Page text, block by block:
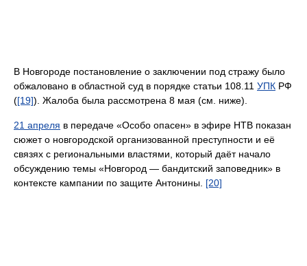
В Новгороде постановление о заключении под стражу было
обжаловано в областной суд в порядке статьи 108.11 УПК РФ
([19]). Жалоба была рассмотрена 8 мая (см. ниже).
21 апреля в передаче «Особо опасен» в эфире НТВ показан
сюжет о новгородской организованной преступности и её
связях с региональными властями, который даёт начало
обсуждению темы «Новгород — бандитский заповедник» в
контексте кампании по защите Антонины. [20]